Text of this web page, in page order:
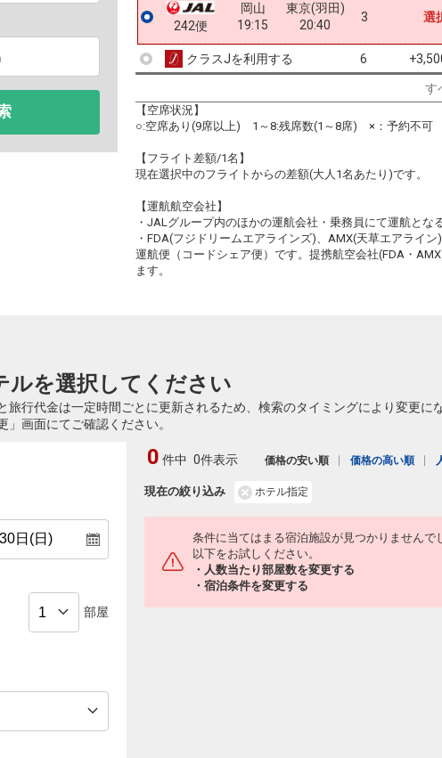
242便
岡山
19:15
東京(羽田)
20:40
3 選
クラスJを利用する 6
す
【空席状況】
○:空席あり(9席以上) 1～8:残席数(1～8席) ×：予約不可
【フライト差額/1名】
現在選択中のフライトからの差額(大人1名あたり)です。
【運航航空会社】
・JALグループ内のほかの運航会社・乗務員にて運航とな
・FDA(フジドリームエアラインズ)、AMX(天草エアライ
運航便（コードシェア便）です。提携航空会社(FDA・
ます。
ルを選択してください
旅行代金は一定時間ごとに更新されるため、検索のタイミングにより変更
」画面にてご確認ください。
部屋
現在の絞り込み ホテル指定
0 件中 0件表示 価格の安い順 価格の高い順
条件に当てはまる宿泊施設が見つかりませんで
以下をお試しください。
・人数当たり部屋数を変更する
・宿泊条件を変更する